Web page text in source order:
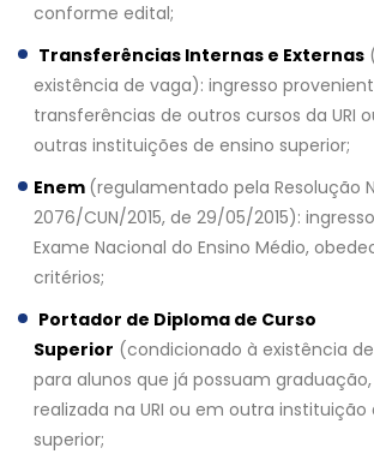
conforme edital;
Transferências Internas e Externas
existência de vaga): ingresso
transferências de outros cursos da URI
outras instituições de ensino superior;
Enem (regulamentado pela Resolução
2076/CUN/2015, de 29/05/2015):
Exame Nacional do Ensino Médio,
critérios;
Portador de Diploma de Curso
Superior (condicionado à existência
para alunos que já possuam
realizada na URI ou em outra instituição
superior;